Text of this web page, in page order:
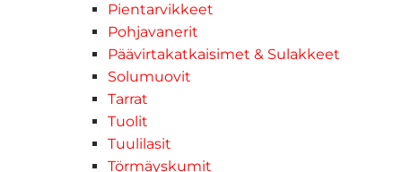
Pientarvikkeet
Pohjavanerit
Päävirtakatkaisimet & Sulakkeet
Solumuovit
Tarrat
Tuolit
Tuulilasit
Törmäyskumit